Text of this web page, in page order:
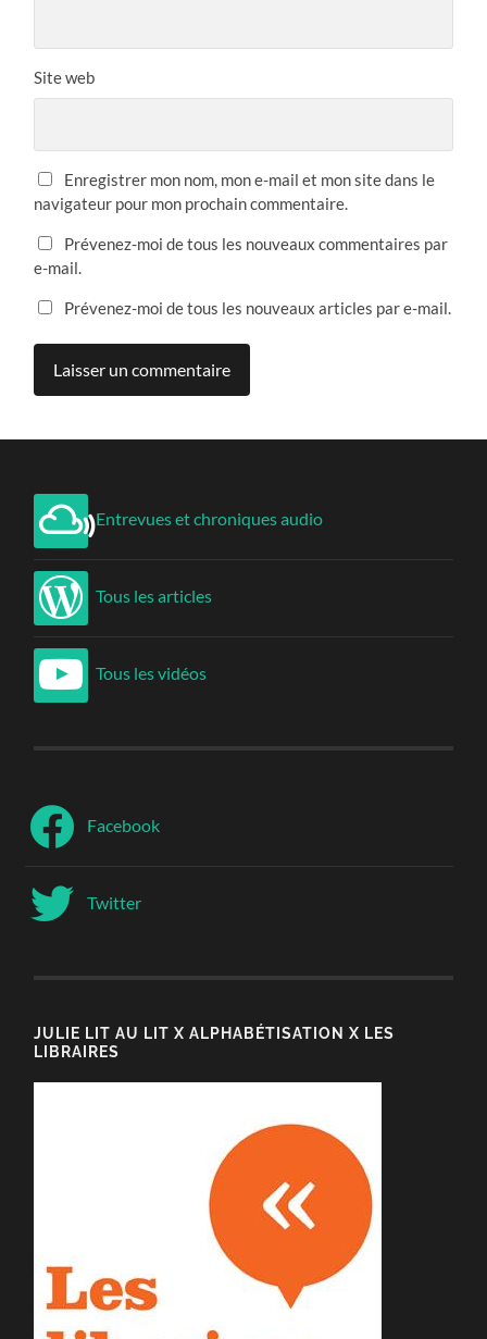
Site web
Enregistrer mon nom, mon e-mail et mon site dans le
navigateur pour mon prochain commentaire.
Prévenez-moi de tous les nouveaux commentaires par
e-mail.
Prévenez-moi de tous les nouveaux articles par e-mail.
Entrevues et chroniques audio
Tous les articles
Tous les vidéos
Facebook
Twitter
JULIE LIT AU LIT X ALPHABÉTISATION X LES
LIBRAIRES